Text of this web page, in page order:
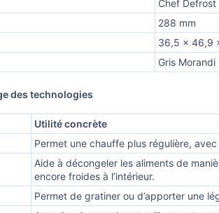
Chef Defrost
288 mm
36,5 x 46,9
Gris Morandi
des technologies
Utilité concrète
Permet une chauffe plus régulière,
Aide à décongeler les aliments de
encore froides à l’intérieur.
Permet de gratiner ou d’apporter une